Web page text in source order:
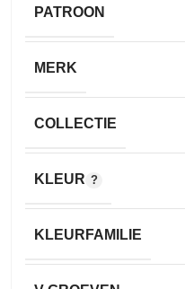
PATROON
MERK
COLLECTIE
KLEUR
KLEURFAMILIE